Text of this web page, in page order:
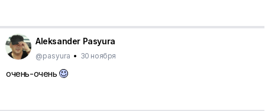
Aleksander Pasyura
@pasyura • 30 ноября
очень-очень